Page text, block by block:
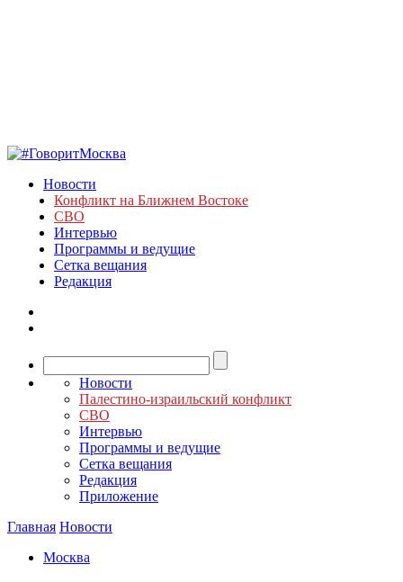
Новости
Конфликт на Ближнем Востоке
СВО
Интервью
Программы и ведущие
Сетка вещания
Редакция
Новости
Палестино-израильский конфликт
СВО
Интервью
Программы и ведущие
Сетка вещания
Редакция
Приложение
Главная Новости
Москва